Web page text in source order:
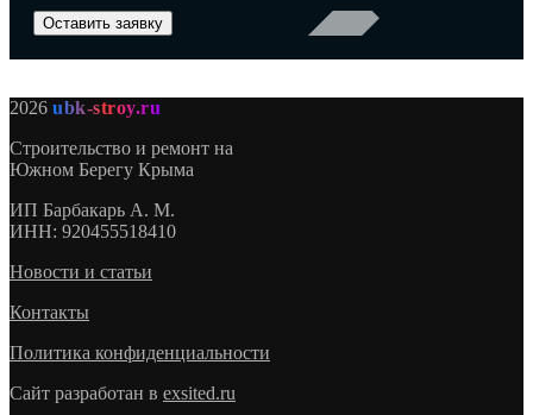
2026 ubk-stroy.ru
Строительство и ремонт на
Южном Берегу Крыма
ИП Барбакарь А. М.
ИНН: 920455518410
Новости и статьи
Контакты
Политика конфиденциальности
Сайт разработан в exsited.ru